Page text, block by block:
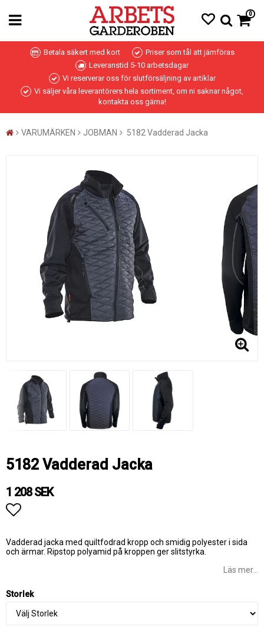
0
Betala säkert med kort
Priser som tål att jämföras
Leveranstid 5-10 arbetsdagar
Vi reserverar oss för slutförsäljning av artiklar
Vi säljer våra leverantörers hela sortiment, om ni saknar något,
kontakta oss gärna!
VARUMÄRKEN JOBMAN 5182 Vadderad Jacka
5182 Vadderad Jacka
1 208 SEK
Vadderad jacka med quiltfodrad kropp och smidig polyester i sida
och ärmar. Ripstop polyamid på kroppen ger slitstyrka.
Läs mer...
Storlek